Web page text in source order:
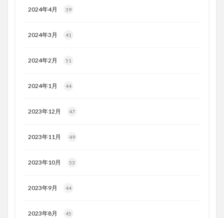
2024年4月 39
2024年3月 41
2024年2月 51
2024年1月 44
2023年12月 47
2023年11月 49
2023年10月 53
2023年9月 44
2023年8月 45